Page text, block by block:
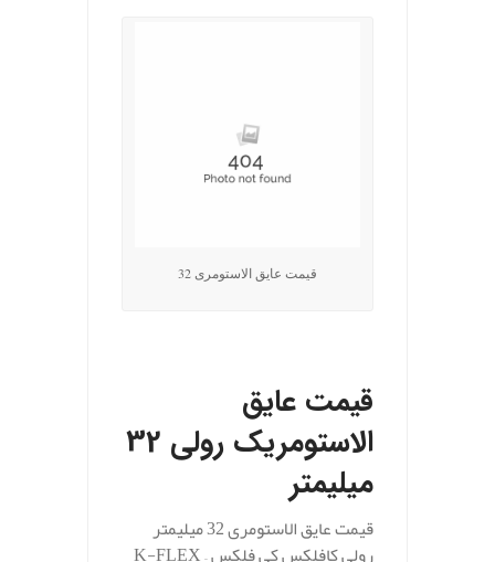
قیمت عایق الاستومری 32
قیمت عایق
الاستومریک رولی 32
میلیمتر
قیمت عایق الاستومری 32 میلیمتر